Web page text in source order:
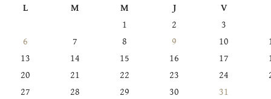
L M M J
V
1
2
3
6
7 8 9 10
13
14 15 16 17
20
21 22 23 24
27
28 29 30 31